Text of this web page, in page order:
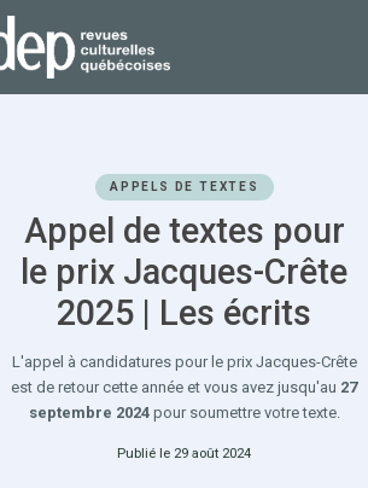
APPELS DE TEXTES
Appel de textes pour
le prix Jacques-Crête
2025 | Les écrits
L'appel à candidatures pour le prix Jacques-Crête
est de retour cette année et vous avez jusqu'au 27
septembre 2024pour soumettre votre texte.
Publié le 29 août 2024